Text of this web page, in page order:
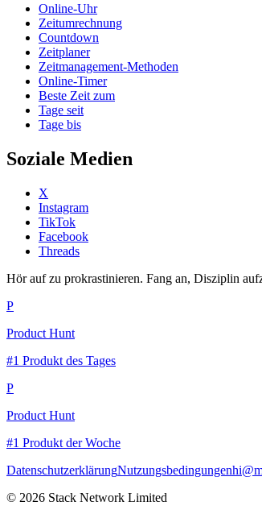
Online-Uhr
Zeitumrechnung
Countdown
Zeitplaner
Zeitmanagement-Methoden
Online-Timer
Beste Zeit zum
Tage seit
Tage bis
Soziale Medien
X
Instagram
TikTok
Facebook
Threads
Hör auf zu prokrastinieren. Fang an, Disziplin
P
Product Hunt
#1 Produkt des Tages
P
Product Hunt
#1 Produkt der Woche
DatenschutzerklärungNutzungsbedingungen
© 2026 Stack Network Limited